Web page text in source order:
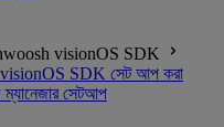
visionOS SDK
SDK সেট আপ করা
সেটআপ